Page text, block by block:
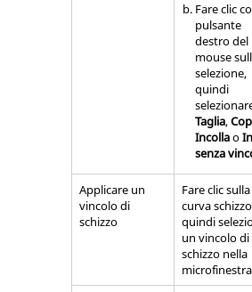
Fare clic
pulsante
destro del
mouse
selezione,
quindi
Taglia,
Incollao
senza
Applicare un
vincolo di
schizzo
Fare clic sulla
curva
quindi
un vincolo di
schizzo nella